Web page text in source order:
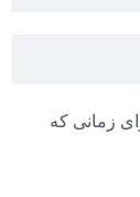
زمانی که